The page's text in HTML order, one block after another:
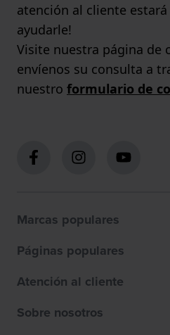
atención al cliente
ayudarle!
Visite nuestra página de
envíenos su consulta a
nuestro formulario de
Marcas populares
Páginas populares
Atención al cliente
Sobre nosotros